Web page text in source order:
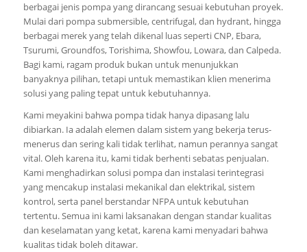
berbagai jenis pompa yang dirancang sesuai kebutuhan proyek.
Mulai dari pompa submersible, centrifugal, dan hydrant, hingga
berbagai merek yang telah dikenal luas seperti CNP, Ebara,
Tsurumi, Groundfos, Torishima, Showfou, Lowara, dan Calpeda.
Bagi kami, ragam produk bukan untuk menunjukkan
banyaknya pilihan, tetapi untuk memastikan klien menerima
solusi yang paling tepat untuk kebutuhannya.
Kami meyakini bahwa pompa tidak hanya dipasang lalu
dibiarkan. Ia adalah elemen dalam sistem yang bekerja terus-
menerus dan sering kali tidak terlihat, namun perannya sangat
vital. Oleh karena itu, kami tidak berhenti sebatas penjualan.
Kami menghadirkan solusi pompa dan instalasi terintegrasi
yang mencakup instalasi mekanikal dan elektrikal, sistem
kontrol, serta panel berstandar NFPA untuk kebutuhan
tertentu. Semua ini kami laksanakan dengan standar kualitas
dan keselamatan yang ketat, karena kami menyadari bahwa
kualitas tidak boleh ditawar.